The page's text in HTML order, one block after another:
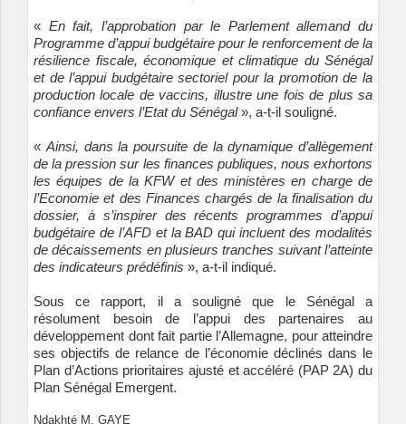
« En fait, l’approbation par le Parlement allemand du
Programme d’appui budgétaire pour le renforcement de la
résilience fiscale, économique et climatique du Sénégal
et de l’appui budgétaire sectoriel pour la promotion de la
production locale de vaccins, illustre une fois de plus sa
confiance envers l’Etat du Sénégal», a-t-il souligné.
« Ainsi, dans la poursuite de la dynamique d’allègement
de la pression sur les finances publiques, nous exhortons
les équipes de la KFW et des ministères en charge de
l’Economie et des Finances chargés de la finalisation du
dossier, à s’inspirer des récents programmes d’appui
budgétaire de l’AFD et la BAD qui incluent des modalités
de décaissements en plusieurs tranches suivant l’atteinte
des indicateurs prédéfinis », a-t-il indiqué.
Sous ce rapport, il a souligné que le Sénégal a
résolument besoin de l’appui des partenaires au
développement dont fait partie l’Allemagne, pour atteindre
ses objectifs de relance de l’économie déclinés dans le
Plan d’Actions prioritaires ajusté et accéléré (PAP 2A) du
Plan Sénégal Emergent.
Ndakhté M. GAYE